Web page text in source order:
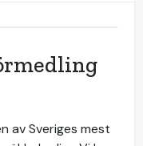
av Sveriges mest